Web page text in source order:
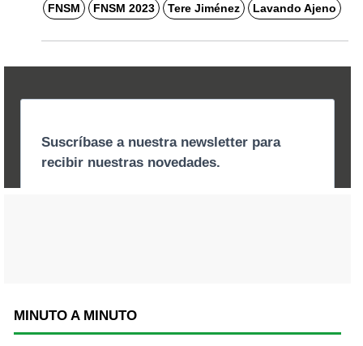
FNSM FNSM 2023 Tere Jiménez Lavando Ajeno
MINUTO A MINUTO